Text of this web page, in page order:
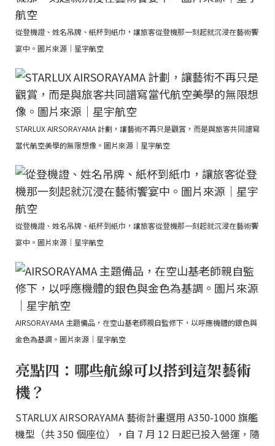
從登機證、姓名吊牌、紙杯到紙巾，讓旅客從登機那一刻起就沉浸在藝術饗
宴中。圖片來源｜星宇航空
STARLUX AIRSORAYAMA 計劃，讓藝術不再只是觀賞，而是與旅客共同譜寫
當代航空美學的無限想像。圖片來源｜星宇航空
從登機證、姓名吊牌、紙杯到紙巾，讓旅客從登機那一刻起就沉浸在藝術饗
宴中。圖片來源｜星宇航空
AIRSORAYAMA 主題備品，在空山基老師親自監修下，以呼應機體的銀色與
金色為基調。圖片來源｜星宇航空
亮點四：哪些航線可以搭到這架藝術
機？
STARLUX AIRSORAYAMA 藝術計畫選用 A350-1000 旗艦
機型（共 350 個座位），自 7 月 12 日起已投入營運，隨